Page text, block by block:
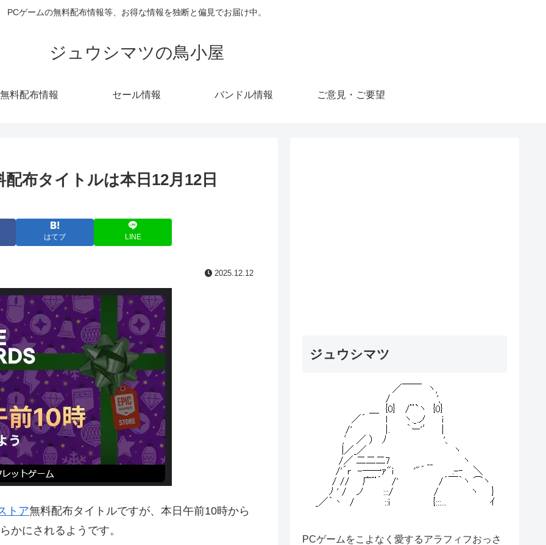
PCゲームの無料配布情報等、お得な情報を独断と偏見でお届け中。
ジュウシマツの鳥小屋
無料配布情報 セール情報 バンドル情報 ご意見・ご要望
布タイトルは本日12月12日
はてブ LINE
2025.12.12
トア無料配布タイトルですが、本日午前10時から
かにされるようです。
ジュウシマツ
PCゲームをこよなく愛するアラフィフおっさ